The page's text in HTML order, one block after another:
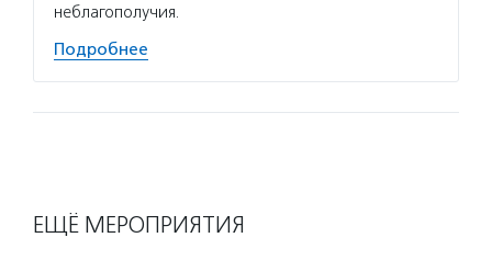
неблагополучия.
Подробнее
ЕЩЁ МЕРОПРИЯТИЯ